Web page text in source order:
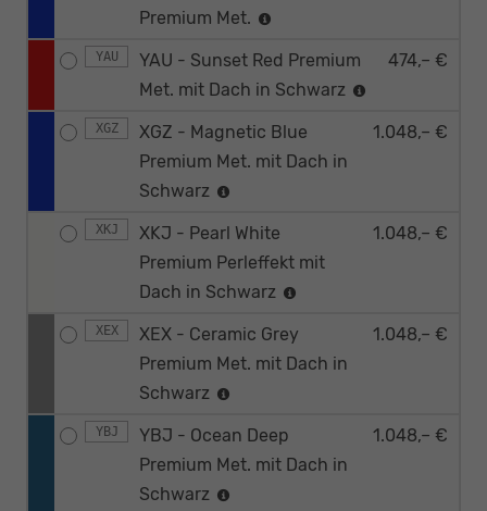
Premium Met.
YAU
YAU - Sunset Red Premium
Met. mit Dach in Schwarz
474,– €
XGZ
XGZ - Magnetic Blue
Premium Met. mit Dach in
Schwarz
1.048,– €
XKJ
XKJ - Pearl White
Premium Perleffekt mit
Dach in Schwarz
1.048,– €
XEX
XEX - Ceramic Grey
Premium Met. mit Dach in
Schwarz
1.048,– €
YBJ
YBJ - Ocean Deep
Premium Met. mit Dach in
Schwarz
1.048,– €